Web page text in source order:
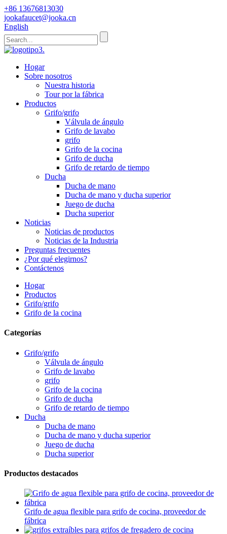
+86 13676813030
jookafaucet@jooka.cn
English
Hogar
Sobre nosotros
Nuestra historia
Tour por la fábrica
Productos
Grifo/grifo
Válvula de ángulo
Grifo de lavabo
grifo
Grifo de la cocina
Grifo de ducha
Grifo de retardo de tiempo
Ducha
Ducha de mano
Ducha de mano y ducha superior
Juego de ducha
Ducha superior
Noticias
Noticias de productos
Noticias de la Industria
Preguntas frecuentes
¿Por qué elegirnos?
Contáctenos
Hogar
Productos
Grifo/grifo
Grifo de la cocina
Categorías
Grifo/grifo
Válvula de ángulo
Grifo de lavabo
grifo
Grifo de la cocina
Grifo de ducha
Grifo de retardo de tiempo
Ducha
Ducha de mano
Ducha de mano y ducha superior
Juego de ducha
Ducha superior
Productos destacados
Grifo de agua flexible para grifo de cocina, proveedor de
fábrica